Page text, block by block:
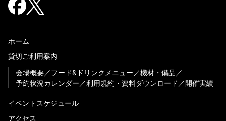
ホーム
貸切ご利用案内
会場概要
フード&ドリンクメニュー
機材・備品
予約状況カレンダー
利用規約・資料ダウンロード 開催実績
イベントスケジュール
アクセス